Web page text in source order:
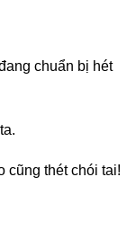
chuẩn bị hét
cũng thét chói tai!